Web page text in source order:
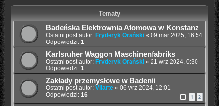
Tematy
Badeńska Elektrownia Atomowa w Konstanz
Ostatni post autor: Fryderyk Orański« 09 mar 2025, 16:54
Odpowiedzi: 1
Karlsruher Waggon Maschinenfabriks
Ostatni post autor: Fryderyk Orański« 21 wrz 2024, 0:30
Odpowiedzi: 1
Zakłady przemysłowe w Badenii
Ostatni post autor: Vilarte« 06 wrz 2024, 12:01
Odpowiedzi: 16 1 2